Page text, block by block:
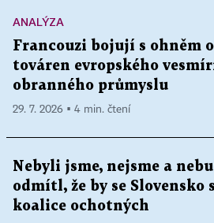
ANALÝZA
Francouzi bojují s ohněm
továren evropského
obranného průmyslu
29. 7. 2026 ▪ 4 min. čtení
Nebyli jsme, nejsme a
odmítl, že by se Slovensko
koalice ochotných